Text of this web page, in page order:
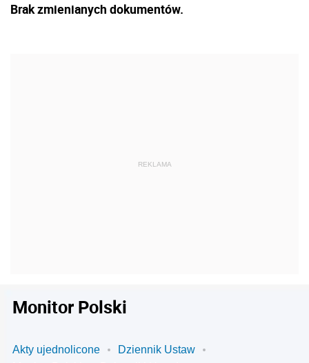
Brak zmienianych dokumentów.
Monitor Polski
Akty ujednolicone
Dziennik Ustaw